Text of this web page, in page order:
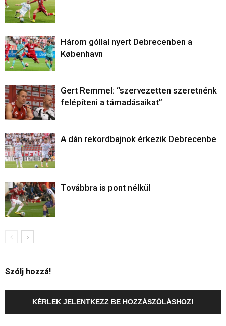
Három góllal nyert Debrecenben a
København
Gert Remmel: “szervezetten szeretnénk
felépíteni a támadásaikat”
A dán rekordbajnok érkezik Debrecenbe
Továbbra is pont nélkül
Szólj hozzá!
KÉRLEK JELENTKEZZ BE HOZZÁSZÓLÁSHOZ!